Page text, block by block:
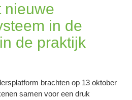
nieuwe
in de
de praktijk
brachten op 13 oktober
samen voor een druk